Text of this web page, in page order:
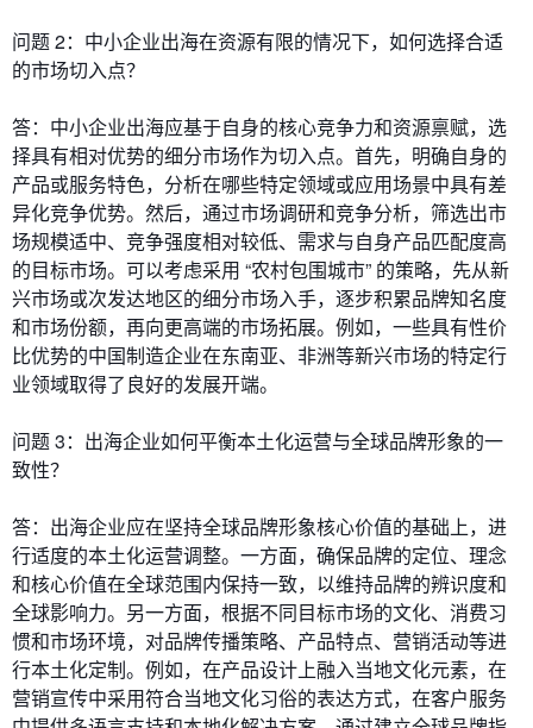
问题 2：中小企业出海在资源有限的情况下，如何选择合适
的市场切入点？
答：中小企业出海应基于自身的核心竞争力和资源禀赋，选
择具有相对优势的细分市场作为切入点。首先，明确自身的
产品或服务特色，分析在哪些特定领域或应用场景中具有差
异化竞争优势。然后，通过市场调研和竞争分析，筛选出市
场规模适中、竞争强度相对较低、需求与自身产品匹配度高
的目标市场。可以考虑采用 “农村包围城市” 的策略，先从新
兴市场或次发达地区的细分市场入手，逐步积累品牌知名度
和市场份额，再向更高端的市场拓展。例如，一些具有性价
比优势的中国制造企业在东南亚、非洲等新兴市场的特定行
业领域取得了良好的发展开端。
问题 3：出海企业如何平衡本土化运营与全球品牌形象的一
致性？
答：出海企业应在坚持全球品牌形象核心价值的基础上，进
行适度的本土化运营调整。一方面，确保品牌的定位、理念
和核心价值在全球范围内保持一致，以维持品牌的辨识度和
全球影响力。另一方面，根据不同目标市场的文化、消费习
惯和市场环境，对品牌传播策略、产品特点、营销活动等进
行本土化定制。例如，在产品设计上融入当地文化元素，在
营销宣传中采用符合当地文化习俗的表达方式，在客户服务